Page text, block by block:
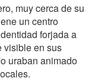
muy cerca de su
un centro
forjada a
visible en sus
uraban animado